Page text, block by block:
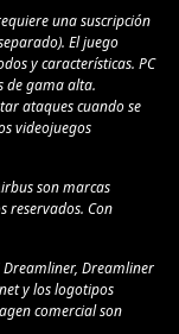
una suscripción
El juego
y características. PC
de gama alta.
ataques cuando se
videojuegos
son marcas
reservados. Con
Dreamliner, Dreamliner
y los logotipos
comercial son